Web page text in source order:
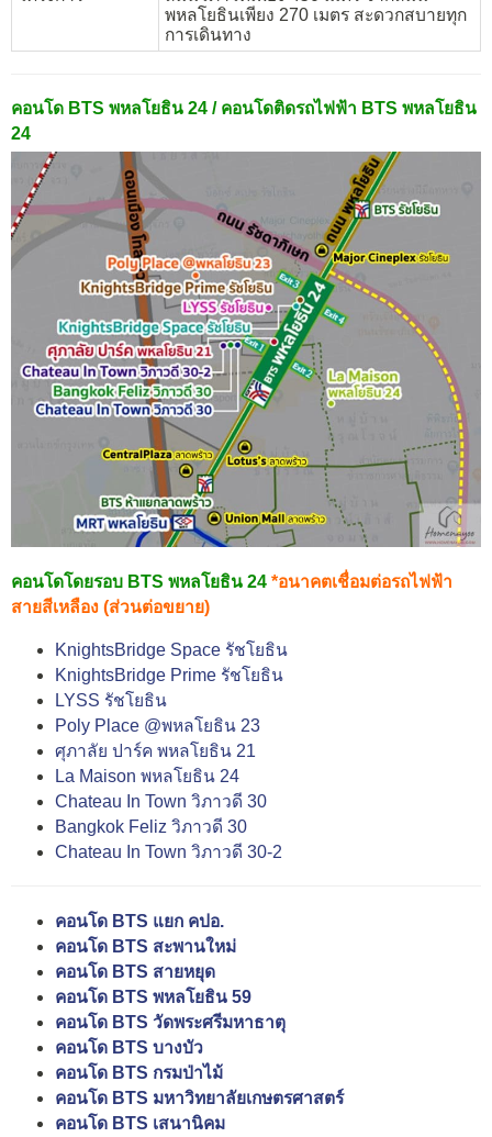
พหลโยธินเพียง 270 เมตร สะดวกสบายทุก
การเดินทาง
คอนโด BTS พหลโยธิน 24 / คอนโดติดรถไฟฟ้า BTS พหลโยธิน
24
คอนโดโดยรอบ BTS พหลโยธิน 24 *อนาคตเชื่อมต่อรถไฟฟ้า
สายสีเหลือง (ส่วนต่อขยาย)
KnightsBridge Space รัชโยธิน
KnightsBridge Prime รัชโยธิน
LYSS รัชโยธิน
Poly Place @พหลโยธิน 23
ศุภาลัย ปาร์ค พหลโยธิน 21
La Maison พหลโยธิน 24
Chateau In Town วิภาวดี 30
Bangkok Feliz วิภาวดี 30
Chateau In Town วิภาวดี 30-2
คอนโด BTS แยก คปอ.
คอนโด BTS สะพานใหม่
คอนโด BTS สายหยุด
คอนโด BTS พหลโยธิน 59
คอนโด BTS วัดพระศรีมหาธาตุ
คอนโด BTS บางบัว
คอนโด BTS กรมป่าไม้
คอนโด BTS มหาวิทยาลัยเกษตรศาสตร์
คอนโด BTS เสนานิคม